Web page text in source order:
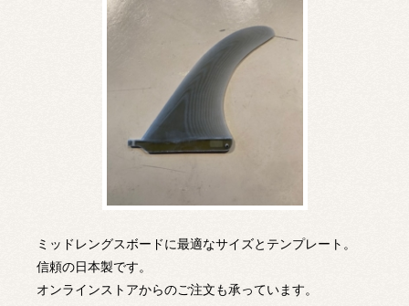
ミッドレングスボードに最適なサイズとテンプレート。
信頼の日本製です。
オンラインストアからのご注文も承っています。